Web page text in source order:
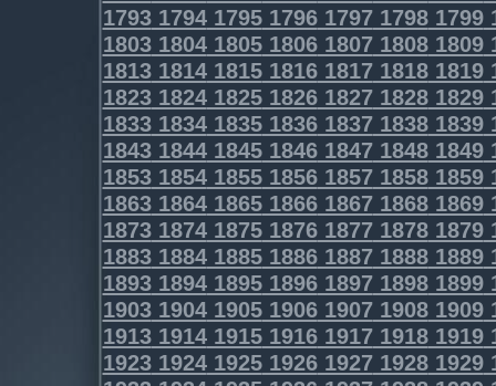
1793179417951796179717981799
1803180418051806180718081809
1813181418151816181718181819
1823182418251826182718281829
1833183418351836183718381839
1843184418451846184718481849
1853185418551856185718581859
1863186418651866186718681869
1873187418751876187718781879
1883188418851886188718881889
1893189418951896189718981899
1903190419051906190719081909
1913191419151916191719181919
1923192419251926192719281929